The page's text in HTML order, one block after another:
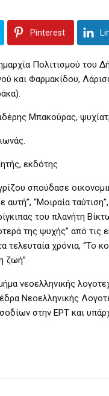
Pinterest
Πολιτισμού του
και Φαρμακίδου,
Μπακούρας,
εκδότης
σπούδασε
“Μοιραία
του πλανήτη
της ψυχής” από τις
τελευταία χρόνια, “Το
ζωή”.
νεοελληνικής
Νεοελληνικής
στην ΕΡΤ και